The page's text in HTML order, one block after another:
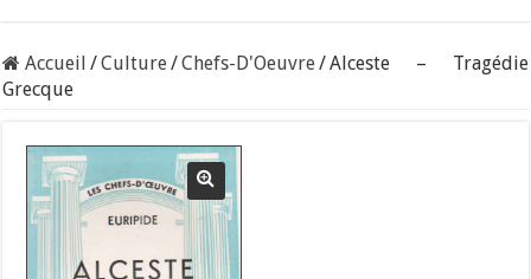
Accueil /Culture/Chefs-D'Oeuvre/Alceste – Tragédie
Grecque